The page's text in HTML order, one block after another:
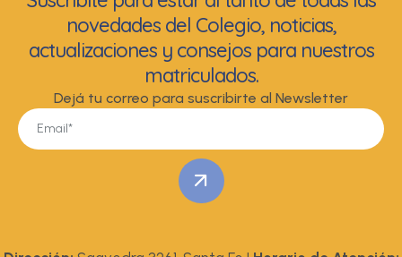
novedades del Colegio, noticias,
actualizaciones y consejos para nuestros
matriculados.
Dejá tu correo para suscribirte al Newsletter